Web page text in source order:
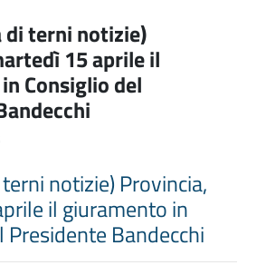
di terni notizie)
15 aprile il
Consiglio del
notizie) Provincia,
il giuramento in
Presidente Bandecchi